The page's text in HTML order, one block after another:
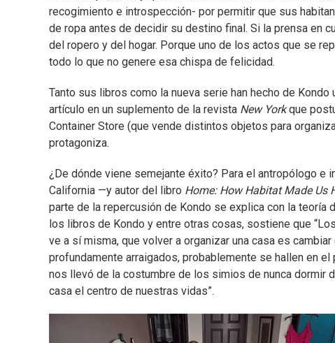
recogimiento e introspección- por permitir que sus
de ropa antes de decidir su destino final. Si la prensa en
del ropero y del hogar. Porque uno de los actos que se
todo lo que no genere esa chispa de felicidad.
Tanto sus libros como la nueva serie han hecho de
artículo en un suplemento de la revista New Yorkque
Container Store (que vende distintos objetos para
protagoniza.
¿De dónde viene semejante éxito? Para el antropólogo
California —y autor del libro Home: How Habitat Made Us
parte de la repercusión de Kondo se explica con la teoría
los libros de Kondo y entre otras cosas, sostiene que
ve a sí misma, que volver a organizar una casa es
profundamente arraigados, probablemente se hallen en
nos llevó de la costumbre de los simios de nunca dormir
casa el centro de nuestras vidas”.